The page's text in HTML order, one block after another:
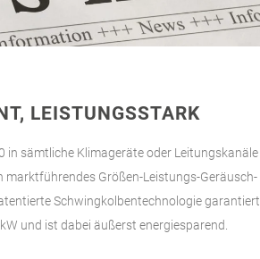
LEISTUNGSSTARK
in sämtliche Klimageräte oder Leitungskanäle
marktführendes Größen-Leistungs-Geräusch-
Schwingkolbentechnologie garantiert
und ist dabei äußerst energiesparend.